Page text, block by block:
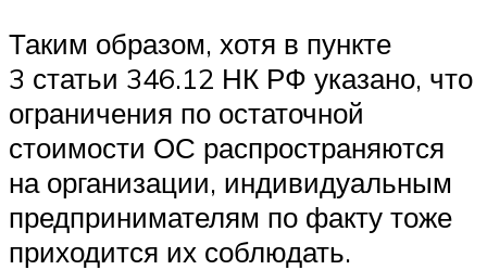
Таким образом, хотя в пункте
3 статьи 346.12 НК РФ указано, что
ограничения по остаточной
стоимости ОС распространяются
на организации, индивидуальным
предпринимателям по факту тоже
приходится их соблюдать.